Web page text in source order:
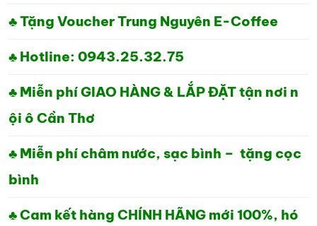
1,350,000₫.
♣ Tặng Voucher Trung Nguyên E-Coffee
♣ Hotline: 0943.25.32.75
♣ Miễn phí GIAO HÀNG & LẮP ĐẶT tận nơi n
ội ô Cần Thơ
♣ Miễn phí châm nước, sạc bình – tặng cọc
bình
♣ Cam kết hàng CHÍNH HÃNG mới 100%, hó